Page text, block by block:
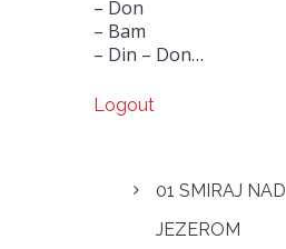
– Don
– Bam
– Din – Don…
Logout
01 SMIRAJ NAD
JEZEROM